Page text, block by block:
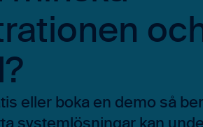
eller boka en demo så